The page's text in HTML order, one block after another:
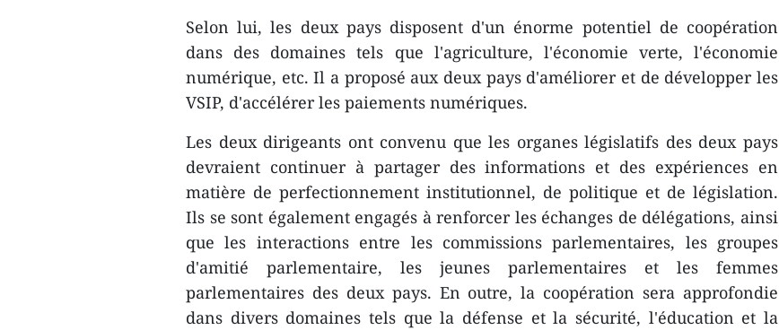
Selon lui, les deux pays disposent d'un énorme potentiel de coopération
dans des domaines tels que l'agriculture, l'économie verte, l'économie
numérique, etc. Il a proposé aux deux pays d'améliorer et de développer les
VSIP, d'accélérer les paiements numériques.
Les deux dirigeants ont convenu que les organes législatifs des deux pays
devraient continuer à partager des informations et des expériences en
matière de perfectionnement institutionnel, de politique et de législation.
Ils se sont également engagés à renforcer les échanges de délégations, ainsi
que les interactions entre les commissions parlementaires, les groupes
d'amitié parlementaire, les jeunes parlementaires et les femmes
parlementaires des deux pays. En outre, la coopération sera approfondie
dans divers domaines tels que la défense et la sécurité, l'éducation et la